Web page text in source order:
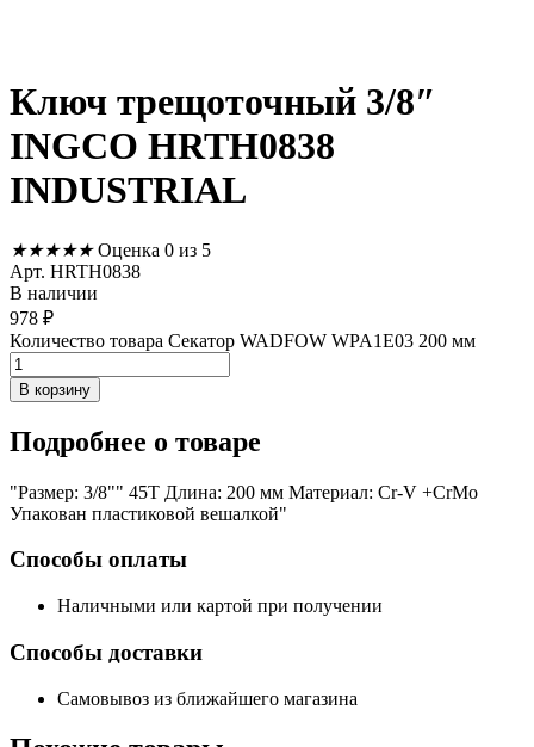
Ключ трещоточный 3/8″
INGCO HRTH0838
INDUSTRIAL
★★★★★ Оценка 0 из 5
Арт. HRTH0838
В наличии
978 ₽
Количество товара Секатор WADFOW WPA1E03 200 мм
В корзину
Подробнее о товаре
"Размер: 3/8"" 45T Длина: 200 мм Материал: Cr-V +CrMo
Упакован пластиковой вешалкой"
Способы оплаты
Наличными или картой при получении
Способы доставки
Самовывоз из ближайшего магазина